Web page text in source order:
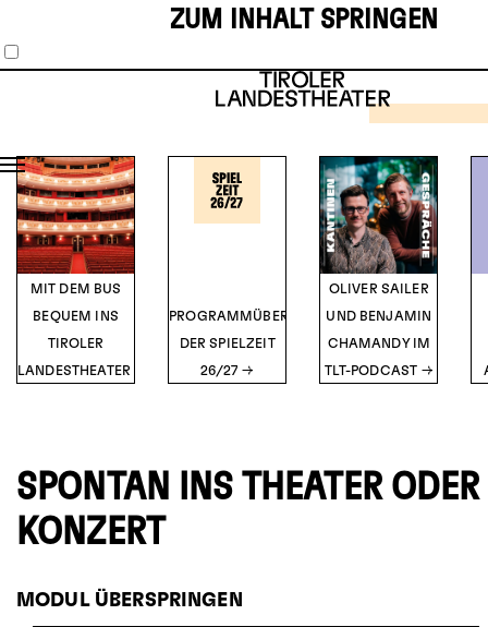
ZUM INHALT SPRINGEN
Musical
12345
MIT DEM BUS
BEQUEM INS
TIROLER
LANDESTHEATER
PROGRAMMÜBERSICHT
DER SPIELZEIT
26/27
OLIVER SAILER
UND BENJAMIN
CHAMANDY IM
TLT-PODCAST
SPONTAN INS THEATER
KONZERT
MODUL ÜBERSPRINGEN